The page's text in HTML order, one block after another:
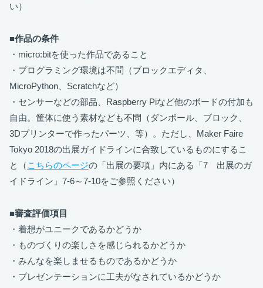
い）
■作品の条件
・micro:bitを使った作品であること
・プログラミング環境は不問（ブロックエディタ、
MicroPython、Scratchなど）
・センサーなどの部品、Raspberry Piなど他のボードの付加も
自由。筐体に使う素材なども不問（ダンボール、ブロック、
3Dプリンターで作ったパーツ、等）。ただし、Maker Faire
Tokyo 2018の出展ガイドラインに合致しているものにするこ
と（ こちらのページの「出展の要項」内にある「7 出展のガ
イドライン」7-6～7-10をご参照ください）
■審査評価項目
・着想がユニークであるかどうか
・ものづくりの楽しさを感じられるかどうか
・みんなを楽しませるものであるかどうか
・プレゼンテーションに工夫がなされているかどうか